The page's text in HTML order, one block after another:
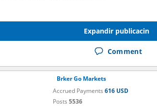
Expandir publicacin
Comment
Brker Go Markets
Accrued Payments 616 USD
Posts 5536